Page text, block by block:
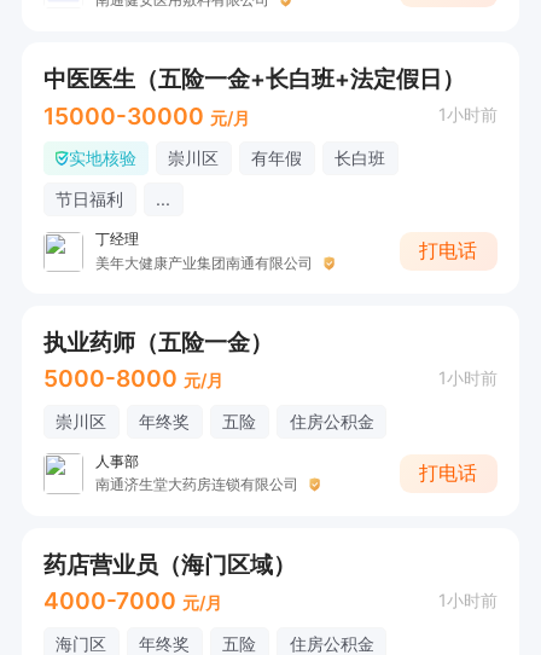
中医医生（五险一金+长白班+法定假日）
15000-30000 元/月 1小时前
实地核验 崇川区 有年假
长白班
节日福利
...
丁经理
美年大健康产业集团南通有限公司
打电话
执业药师（五险一金）
5000-8000 元/月 1小时前
崇川区 年终奖 五险 住房公积金
人事部
南通济生堂大药房连锁有限公司
打电话
药店营业员（海门区域）
4000-7000 元/月 1小时前
海门区 年终奖 五险 住房公积金